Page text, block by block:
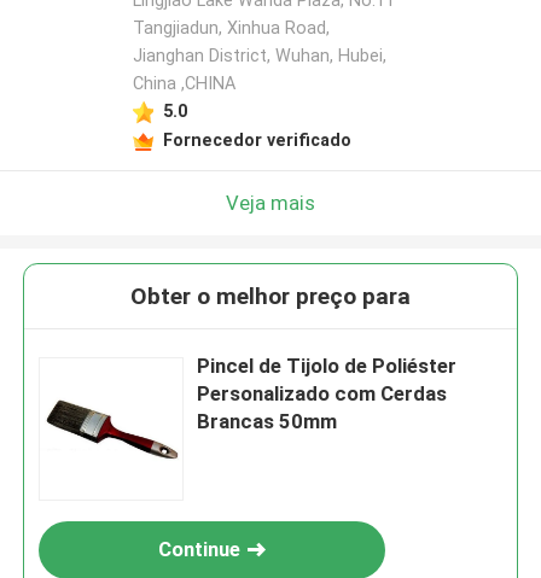
Tangjiadun, Xinhua Road,
Jianghan District, Wuhan, Hubei,
China ,CHINA
5.0
Fornecedor verificado
Veja mais
Obter o melhor preço para
Pincel de Tijolo de Poliéster
Personalizado com Cerdas
Brancas 50mm
Continue